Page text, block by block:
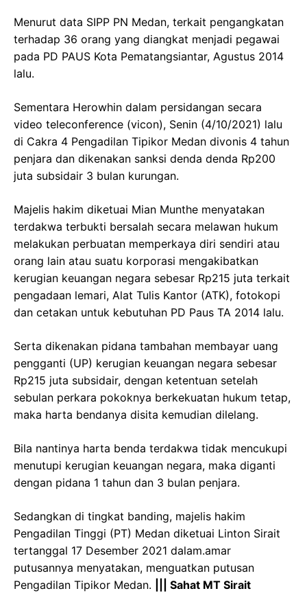
Menurut data SIPP PN Medan, terkait pengangkatan
terhadap 36 orang yang diangkat menjadi pegawai
pada PD PAUS Kota Pematangsiantar, Agustus 2014
lalu.
Sementara Herowhin dalam persidangan secara
video teleconference (vicon), Senin (4/10/2021) lalu
di Cakra 4 Pengadilan Tipikor Medan divonis 4 tahun
penjara dan dikenakan sanksi denda denda Rp200
juta subsidair 3 bulan kurungan.
Majelis hakim diketuai Mian Munthe menyatakan
terdakwa terbukti bersalah secara melawan hukum
melakukan perbuatan memperkaya diri sendiri atau
orang lain atau suatu korporasi mengakibatkan
kerugian keuangan negara sebesar Rp215 juta terkait
pengadaan lemari, Alat Tulis Kantor (ATK), fotokopi
dan cetakan untuk kebutuhan PD Paus TA 2014 lalu.
Serta dikenakan pidana tambahan membayar uang
pengganti (UP) kerugian keuangan negara sebesar
Rp215 juta subsidair, dengan ketentuan setelah
sebulan perkara pokoknya berkekuatan hukum tetap,
maka harta bendanya disita kemudian dilelang.
Bila nantinya harta benda terdakwa tidak mencukupi
menutupi kerugian keuangan negara, maka diganti
dengan pidana 1 tahun dan 3 bulan penjara.
Sedangkan di tingkat banding, majelis hakim
Pengadilan Tinggi (PT) Medan diketuai Linton Sirait
tertanggal 17 Desember 2021 dalam.amar
putusannya menyatakan, menguatkan putusan
Pengadilan Tipikor Medan.
||| Sahat MT Sirait